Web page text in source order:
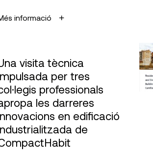
informació
visita tècnica
per tres
professionals
les darreres
en edificació
de